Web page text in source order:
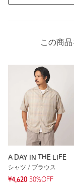
この商
A DAY IN THE LIFE
シャツ / ブラウス
¥4,620 30%OFF